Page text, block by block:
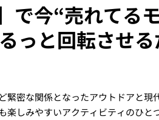
で今“売れてる
っと回転させ
緊密な関係となったアウトドアと
楽しみやすいアクティビティのひと